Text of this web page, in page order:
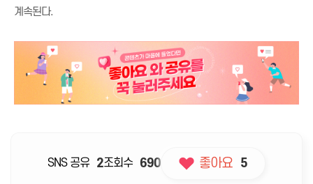
계속된다.
SNS 공유 2조회수 690 좋아요 5